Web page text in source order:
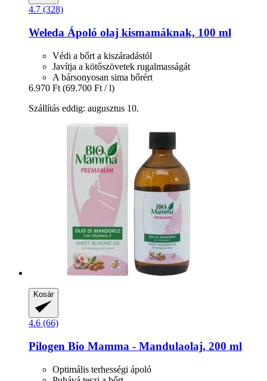
4.7 (328)
Weleda Ápoló olaj kismamáknak, 100 ml
Védi a bőrt a kiszáradástól
Javítja a kötőszövetek rugalmasságát
A bársonyosan sima bőrért
6.970 Ft (69.700 Ft / l)
Szállítás eddig: augusztus 10.
Kosár
4.6 (66)
Pilogen Bio Mamma -​ Mandulaolaj, 200 ml
Optimális terhességi ápoló